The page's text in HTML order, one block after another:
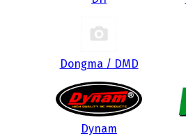
Dongma / DMD
Dynam